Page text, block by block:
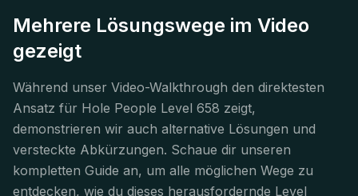
Mehrere Lösungswege im Video
gezeigt
Während unser Video-Walkthrough den direktesten
Ansatz für Hole People Level 658 zeigt,
demonstrieren wir auch alternative Lösungen und
versteckte Abkürzungen. Schaue dir unseren
kompletten Guide an, um alle möglichen Wege zu
entdecken, wie du dieses herausfordernde Level